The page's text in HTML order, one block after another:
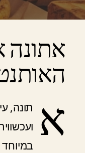
אתונה
א
תונה,